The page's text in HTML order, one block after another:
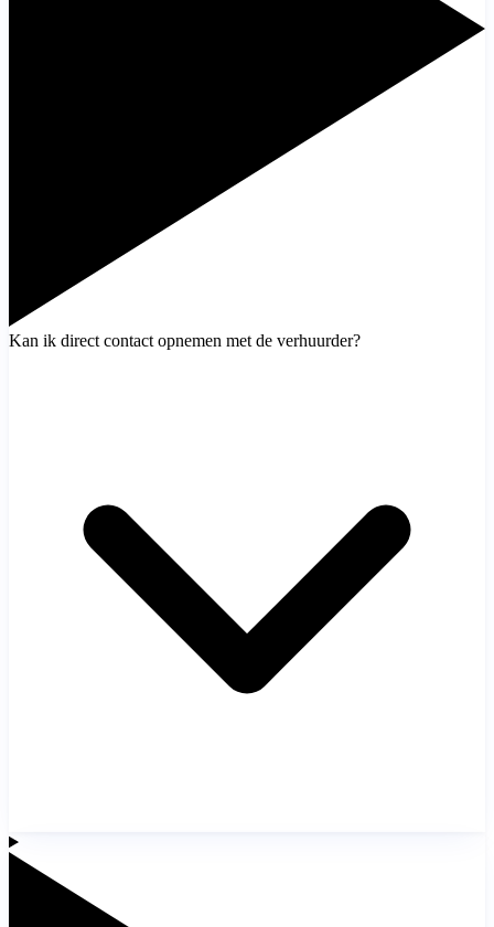
Kan ik direct contact opnemen met de verhuurder?